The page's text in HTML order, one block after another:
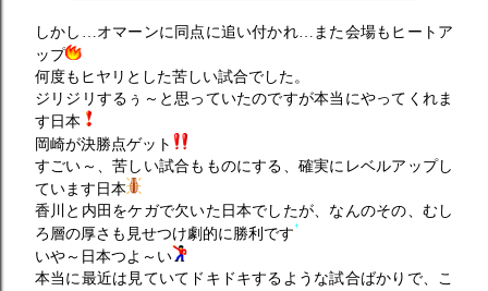
しかし…オマーンに同点に追い付かれ…また会場もヒートア
ップ
何度もヒヤリとした苦しい試合でした。
ジリジリするぅ～と思っていたのですが本当にやってくれま
す日本
岡崎が決勝点ゲット
すごい～、苦しい試合もものにする、確実にレベルアップし
ています日本
香川と内田をケガで欠いた日本でしたが、なんのその、むし
ろ層の厚さも見せつけ劇的に勝利です
いや～日本つよ～い
本当に最近は見ていてドキドキするような試合ばかりで、こ